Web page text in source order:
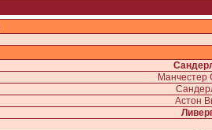
Манчестер
Астон